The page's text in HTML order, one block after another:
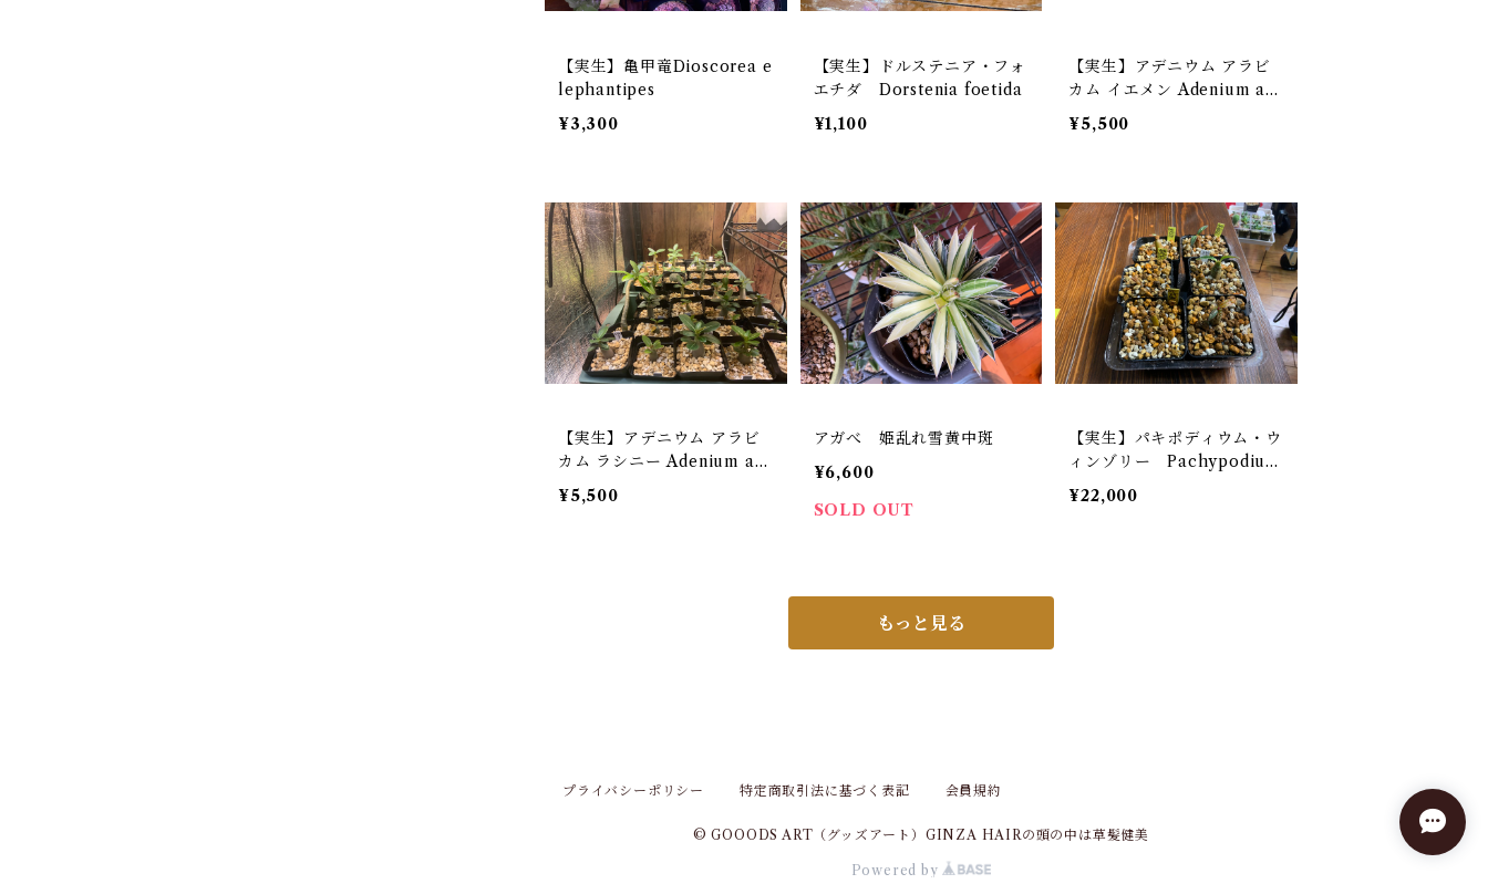
【実生】亀甲竜Dioscorea e
lephantipes
¥3,300
【実生】ドルステニア・フォ
エチダ Dorstenia foetida
¥1,100
【実生】アデニウム アラビ
カム イエメン Adenium ara
bicum Yemen（YM）
¥5,500
【実生】アデニウム アラビ
カム ラシニー Adenium ara
bicum Ra-Chi-Nee-Pan-D
ok（RCN）
¥5,500
アガべ 姫乱れ雪黄中斑
¥6,600
SOLD OUT
【実生】パキポディウム・ウ
ィンゾリー Pachypodium
baronii var. windsorii
¥22,000
もっと見る
プライバシーポリシー 特定商取引法に基づく表記 会員規約
© GOOODS ART（グッズアート）GINZA HAIRの頭の中は草髪健美
Powered by